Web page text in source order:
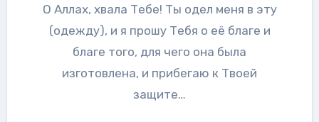
О Аллах, хвала Тебе! Ты одел меня в эту
(одежду), и я прошу Тебя о её благе и
благе того, для чего она была
изготовлена, и прибегаю к Твоей
защите…